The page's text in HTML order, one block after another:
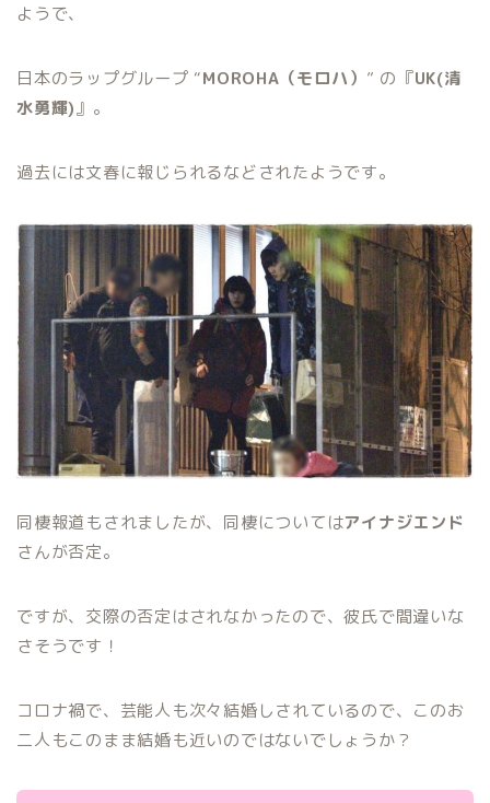
ようで、
日本のラップグループ “MOROHA（モロハ） ” の『UK(清
水勇輝)』 。
過去には文春に報じられるなどされたようです。
同棲報道もされましたが、 同棲についてはアイナジエンド
さんが否定。
ですが、 交際の否定はされなかったので、彼氏で間違いな
さそうです！
コロナ禍で、芸能人も次々結婚しされているので、このお
二人もこのまま結婚も近いのではないでしょうか？